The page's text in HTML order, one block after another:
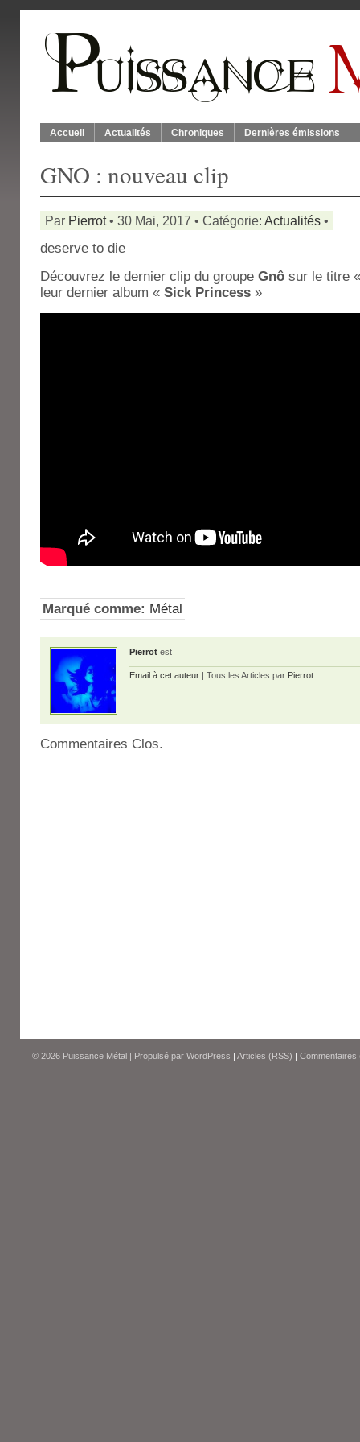
Accueil Actualités Chroniques Dernières émissions
GNO : nouveau clip
Par Pierrot• 30 Mai, 2017 • Catégorie: Actualités •
deserve to die
Découvrez le dernier clip du groupe Gnô sur le titre
leur dernier album « Sick Princess »
Marqué comme: Métal
Pierrot est
Email à cet auteur | Tous les Articles par Pierrot
Commentaires Clos.
© 2026 Puissance Métal | Propulsé par WordPress | Articles (RSS) | Commentaires